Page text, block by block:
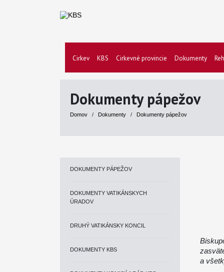
Cirkev KBS Cirkevné provincie Dokumenty
Dokumenty pápežov
Domov / Dokumenty / Dokumenty pápežov
DOKUMENTY PÁPEŽOV
DOKUMENTY VATIKÁNSKYCH
ÚRADOV
DRUHÝ VATIKÁNSKY KONCIL
DOKUMENTY KBS
a